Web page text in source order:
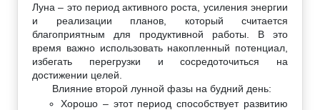
Луна – это период активного роста, усиления энергии
и реализации планов, который считается
благоприятным для продуктивной работы. В это
время важно использовать накопленный потенциал,
избегать перегрузки и сосредоточиться на
достижении целей.
Влияние второй лунной фазы на будний день:
Хорошо – этот период способствует развитию